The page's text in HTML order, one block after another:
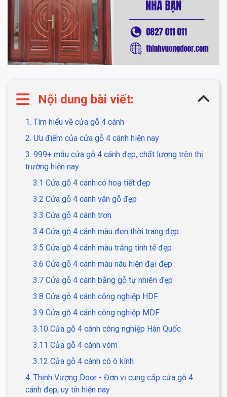
Nội dung bài viết:
1. Tìm hiểu về cửa gỗ 4 cánh
2. Ưu điểm của cửa gỗ 4 cánh hiện nay
3. 999+ mẫu cửa gỗ 4 cánh đẹp, chất lượng trên thị
trường hiện nay
3.1 Cửa gỗ 4 cánh có hoạ tiết đẹp
3.2 Cửa gỗ 4 cánh vân gỗ đẹp
3.3 Cửa gỗ 4 cánh trơn
3.4 Cửa gỗ 4 cánh màu đen thời trang đẹp
3.5 Cửa gỗ 4 cánh màu trắng tinh tế đẹp
3.6 Cửa gỗ 4 cánh màu nâu hiện đại đẹp
3.7 Cửa gỗ 4 cánh bằng gỗ tự nhiên đẹp
3.8 Cửa gỗ 4 cánh công nghiệp HDF
3.9 Cửa gỗ 4 cánh công nghiệp MDF
3.10 Cửa gỗ 4 cánh công nghiệp Hàn Quốc
3.11 Cửa gỗ 4 cánh vòm
3.12 Cửa gỗ 4 cánh có ô kính
4. Thịnh Vượng Door - Đơn vị cung cấp cửa gỗ 4
cánh đẹp, uy tín hiện nay